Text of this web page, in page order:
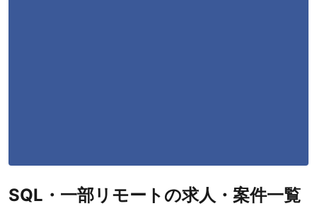
SQL・一部リモートの求人・案件一覧